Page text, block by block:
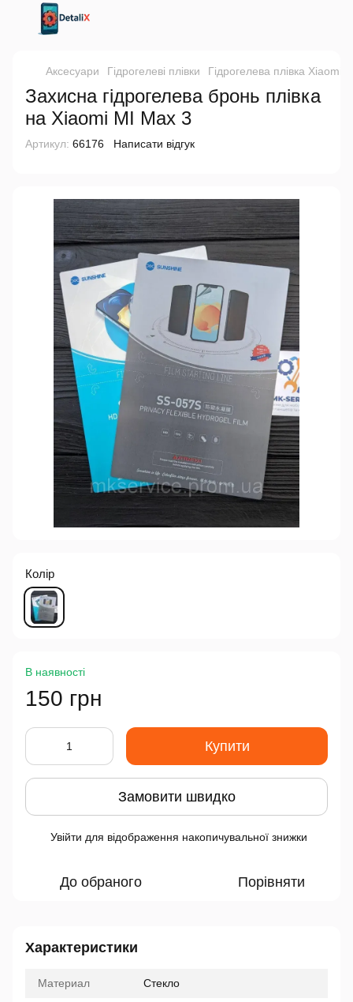
Аксесуари Гідрогелеві плівки Гідрогелева плівка Xiaomi
Захисна гідрогелева бронь плівка
на Xiaomi MI Max 3
Артикул: 66176 Написати відгук
Колір
В наявності
150 грн
Купити
Замовити швидко
Увійти для відображення накопичувальної знижки
До обраного Порівняти
Характеристики
Материал Стекло